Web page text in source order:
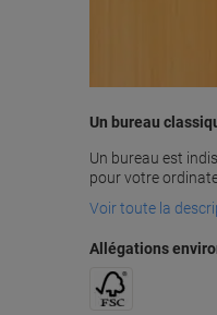
Un bureau
Un bureau est
pour votre
Voir toute la
Allégations